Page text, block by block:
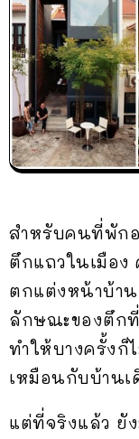
สำหรับคนที่พัก
ตึกแถวในเมือง
ตกแต่งหน้าบ้าน
ลักษณะของตึก
ทำให้บางครั้งก็
เหมือนกับบ้านเ
แต่ที่จริงแล้ว ยั